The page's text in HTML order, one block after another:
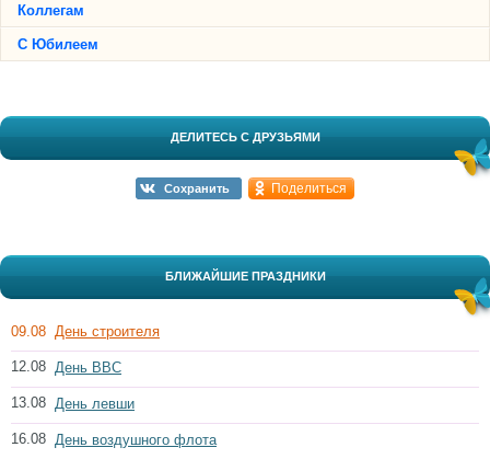
Коллегам
С Юбилеем
ДЕЛИТЕСЬ С ДРУЗЬЯМИ
Сохранить Поделиться
БЛИЖАЙШИЕ ПРАЗДНИКИ
09.08 День строителя
12.08 День ВВС
13.08 День левши
16.08 День воздушного флота